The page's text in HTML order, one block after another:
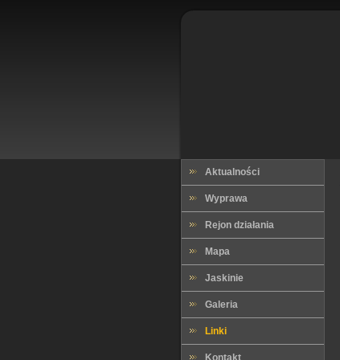
Aktualności
Wyprawa
Rejon działania
Mapa
Jaskinie
Galeria
Linki
Kontakt